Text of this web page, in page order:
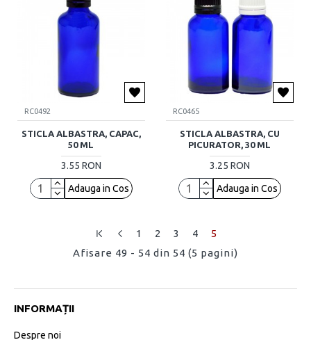
RC0492
STICLA ALBASTRA, CAPAC,
50 ML
3.55 RON
Adauga in Cos
RC0465
STICLA ALBASTRA, CU
PICURATOR, 30 ML
3.25 RON
Adauga in Cos
1 2 3 4
5
Afisare 49 - 54 din 54 (5 pagini)
INFORMAȚII
Despre noi